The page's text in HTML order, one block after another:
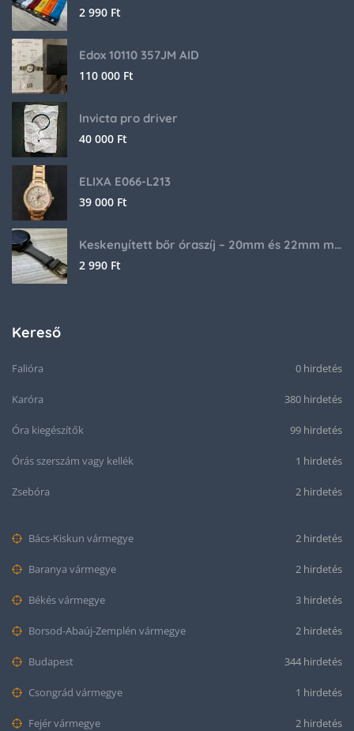
2 990 Ft
Edox 10110 357JM AID
110 000 Ft
Invicta pro driver
40 000 Ft
ELIXA E066-L213
39 000 Ft
Keskenyített bőr óraszíj – 20mm és 22mm méretben
2 990 Ft
Kereső
Falióra 0 hirdetés
Karóra 380 hirdetés
Óra kiegészítők 99 hirdetés
Órás szerszám vagy kellék 1 hirdetés
Zsebóra 2 hirdetés
Bács-Kiskun vármegye 2 hirdetés
Baranya vármegye 2 hirdetés
Békés vármegye 3 hirdetés
Borsod-Abaúj-Zemplén vármegye 2 hirdetés
Budapest 344 hirdetés
Csongrád vármegye 1 hirdetés
Fejér vármegye 2 hirdetés